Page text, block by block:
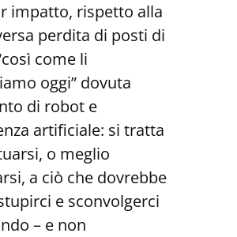
impatto, rispetto alla
perdita di posti di
come li
oggi” dovuta
di robot e
artificiale: si tratta
o meglio
a ciò che dovrebbe
e sconvolgerci
– e non